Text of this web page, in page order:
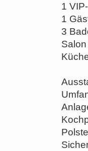
1
1
3
Salon